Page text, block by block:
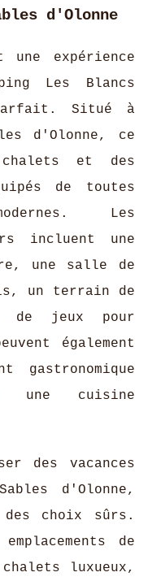
d'Olonne
une expérience
Les Blancs
Situé à
d'Olonne, ce
chalets et des
de toutes
Les
incluent une
une salle de
un terrain de
jeux pour
également
gastronomique
une cuisine
des vacances
d'Olonne,
des choix sûrs.
de
chalets luxueux,